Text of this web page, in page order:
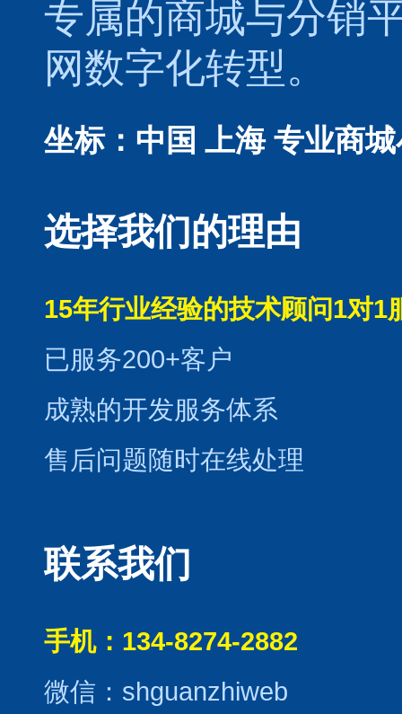
专属的商城与分销
网数字化转型。
坐标：中国 上海 专业商
选择我们的理由
15年行业经验的技术顾问1对1
已服务200+客户
成熟的开发服务体系
售后问题随时在线处理
联系我们
手机：134-8274-2882
微信：shguanzhiweb